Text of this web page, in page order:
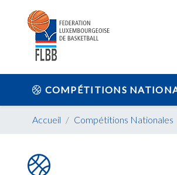
COMPÉTITIONS
Accueil Compétitions Nationales